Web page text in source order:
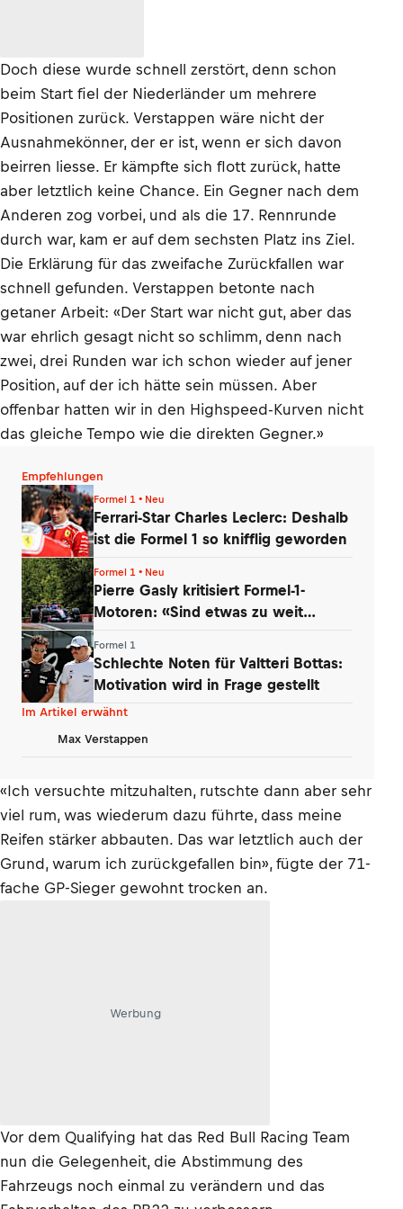
Doch diese wurde schnell zerstört, denn schon
beim Start fiel der Niederländer um mehrere
Positionen zurück. Verstappen wäre nicht der
Ausnahmekönner, der er ist, wenn er sich davon
beirren liesse. Er kämpfte sich flott zurück, hatte
aber letztlich keine Chance. Ein Gegner nach dem
Anderen zog vorbei, und als die 17. Rennrunde
durch war, kam er auf dem sechsten Platz ins Ziel.
Die Erklärung für das zweifache Zurückfallen war
schnell gefunden. Verstappen betonte nach
getaner Arbeit: «Der Start war nicht gut, aber das
war ehrlich gesagt nicht so schlimm, denn nach
zwei, drei Runden war ich schon wieder auf jener
Position, auf der ich hätte sein müssen. Aber
offenbar hatten wir in den Highspeed-Kurven nicht
das gleiche Tempo wie die direkten Gegner.»
Empfehlungen
Formel 1 • Neu
Ferrari-Star Charles Leclerc: Deshalb
ist die Formel 1 so knifflig geworden
Formel 1 • Neu
Pierre Gasly kritisiert Formel-1-
Motoren: «Sind etwas zu weit
Formel 1
Schlechte Noten für Valtteri Bottas:
Motivation wird in Frage gestellt
Im Artikel erwähnt
Max Verstappen
«Ich versuchte mitzuhalten, rutschte dann aber sehr
viel rum, was wiederum dazu führte, dass meine
Reifen stärker abbauten. Das war letztlich auch der
Grund, warum ich zurückgefallen bin», fügte der 71-
fache GP-Sieger gewohnt trocken an.
Werbung
Vor dem Qualifying hat das Red Bull Racing Team
nun die Gelegenheit, die Abstimmung des
Fahrzeugs noch einmal zu verändern und das